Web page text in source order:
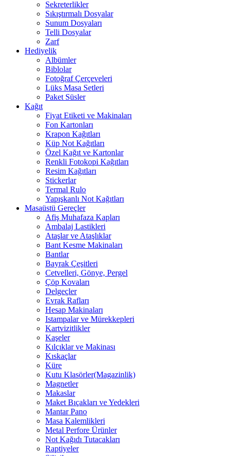
Sekreterlikler
Sıkıştırmalı Dosyalar
Sunum Dosyaları
Telli Dosyalar
Zarf
Hediyelik
Albümler
Biblolar
Fotoğraf Çerçeveleri
Lüks Masa Setleri
Paket Süsler
Kağıt
Fiyat Etiketi ve Makinaları
Fon Kartonları
Krapon Kağıtları
Küp Not Kağıtları
Özel Kağıt ve Kartonlar
Renkli Fotokopi Kağıtları
Resim Kağıtları
Stickerlar
Termal Rulo
Yapışkanlı Not Kağıtları
Masaüstü Gereçler
Afiş Muhafaza Kapları
Ambalaj Lastikleri
Ataşlar ve Ataşlıklar
Bant Kesme Makinaları
Bantlar
Bayrak Çeşitleri
Cetvelleri, Gönye, Pergel
Çöp Kovaları
Delgeçler
Evrak Rafları
Hesap Makinaları
Istampalar ve Mürekkepleri
Kartvizitlikler
Kaşeler
Kılçıklar ve Makinası
Kıskaçlar
Küre
Kutu Klasörler(Magazinlik)
Magnetler
Makaslar
Maket Bıçakları ve Yedekleri
Mantar Pano
Masa Kalemlikleri
Metal Perfore Ürünler
Not Kağıdı Tutacakları
Raptiyeler